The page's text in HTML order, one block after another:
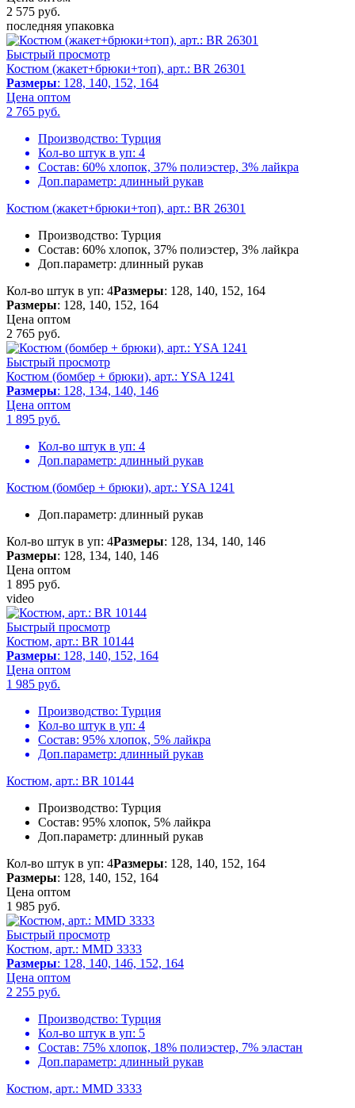
2 575 руб.
последняя упаковка
Быстрый просмотр
Костюм (жакет+брюки+топ), арт.: BR 26301
Размеры: 128, 140, 152, 164
Цена оптом
2 765 руб.
Производство: Турция
Кол-во штук в уп: 4
Состав: 60% хлопок, 37% полиэстер, 3% лайкра
Доп.параметр: длинный рукав
Костюм (жакет+брюки+топ), арт.: BR 26301
Производство: Турция
Состав: 60% хлопок, 37% полиэстер, 3% лайкра
Доп.параметр: длинный рукав
Кол-во штук в уп: 4Размеры: 128, 140, 152, 164
Размеры: 128, 140, 152, 164
Цена оптом
2 765 руб.
Быстрый просмотр
Костюм (бомбер + брюки), арт.: YSA 1241
Размеры: 128, 134, 140, 146
Цена оптом
1 895 руб.
Кол-во штук в уп: 4
Доп.параметр: длинный рукав
Костюм (бомбер + брюки), арт.: YSA 1241
Доп.параметр: длинный рукав
Кол-во штук в уп: 4Размеры: 128, 134, 140, 146
Размеры: 128, 134, 140, 146
Цена оптом
1 895 руб.
video
Быстрый просмотр
Костюм, арт.: BR 10144
Размеры: 128, 140, 152, 164
Цена оптом
1 985 руб.
Производство: Турция
Кол-во штук в уп: 4
Состав: 95% хлопок, 5% лайкра
Доп.параметр: длинный рукав
Костюм, арт.: BR 10144
Производство: Турция
Состав: 95% хлопок, 5% лайкра
Доп.параметр: длинный рукав
Кол-во штук в уп: 4Размеры: 128, 140, 152, 164
Размеры: 128, 140, 152, 164
Цена оптом
1 985 руб.
Быстрый просмотр
Костюм, арт.: MMD 3333
Размеры: 128, 140, 146, 152, 164
Цена оптом
2 255 руб.
Производство: Турция
Кол-во штук в уп: 5
Состав: 75% хлопок, 18% полиэстер, 7% эластан
Доп.параметр: длинный рукав
Костюм, арт.: MMD 3333